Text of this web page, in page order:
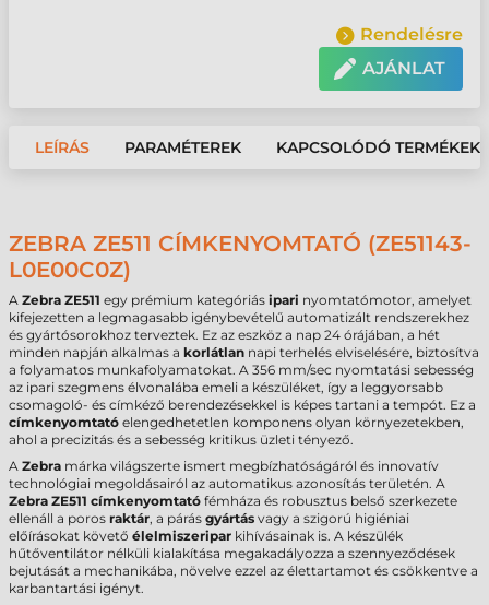
Rendelésre
AJÁNLAT
LEÍRÁS PARAMÉTEREK KAPCSOLÓDÓ TERMÉKEK
ZEBRA ZE511 CÍMKENYOMTATÓ (ZE51143-
L0E00C0Z)
A Zebra ZE511 egy prémium kategóriás ipari nyomtatómotor, amelyet
kifejezetten a legmagasabb igénybevételű automatizált rendszerekhez
és gyártósorokhoz terveztek. Ez az eszköz a nap 24 órájában, a hét
minden napján alkalmas a korlátlan napi terhelés elviselésére, biztosítva
a folyamatos munkafolyamatokat. A 356 mm/sec nyomtatási sebesség
az ipari szegmens élvonalába emeli a készüléket, így a leggyorsabb
csomagoló- és címkéző berendezésekkel is képes tartani a tempót. Ez a
címkenyomtató elengedhetetlen komponens olyan környezetekben,
ahol a precizitás és a sebesség kritikus üzleti tényező.
A Zebra márka világszerte ismert megbízhatóságáról és innovatív
technológiai megoldásairól az automatikus azonosítás területén. A
Zebra ZE511 címkenyomtató fémháza és robusztus belső szerkezete
ellenáll a poros raktár, a párás gyártás vagy a szigorú higiéniai
előírásokat követő élelmiszeripar kihívásainak is. A készülék
hűtőventilátor nélküli kialakítása megakadályozza a szennyeződések
bejutását a mechanikába, növelve ezzel az élettartamot és csökkentve a
karbantartási igényt.